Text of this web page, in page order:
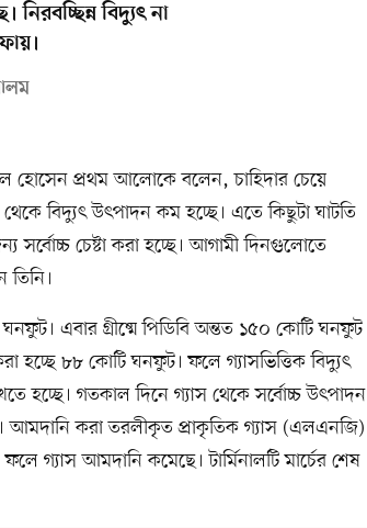
বিদ্যুৎ না
হোসেন প্রথম আলোকে বলেন, চাহিদার চেয়ে
থেকে বিদ্যুৎ উৎপাদন কম হচ্ছে। এতে কিছুটা ঘাটতি
সর্বোচ্চ চেষ্টা করা হচ্ছে। আগামী দিনগুলোতে
তিনি।
এবার গ্রীষ্মে পিডিবি অন্তত ১৫০ কোটি ঘনফুট
হচ্ছে ৮৮ কোটি ঘনফুট। ফলে গ্যাসভিত্তিক বিদ্যুৎ
হচ্ছে। গতকাল দিনে গ্যাস থেকে সর্বোচ্চ উৎপাদন
আমদানি করা তরলীকৃত প্রাকৃতিক গ্যাস (এলএনজি)
গ্যাস আমদানি কমেছে। টার্মিনালটি মার্চের শেষ